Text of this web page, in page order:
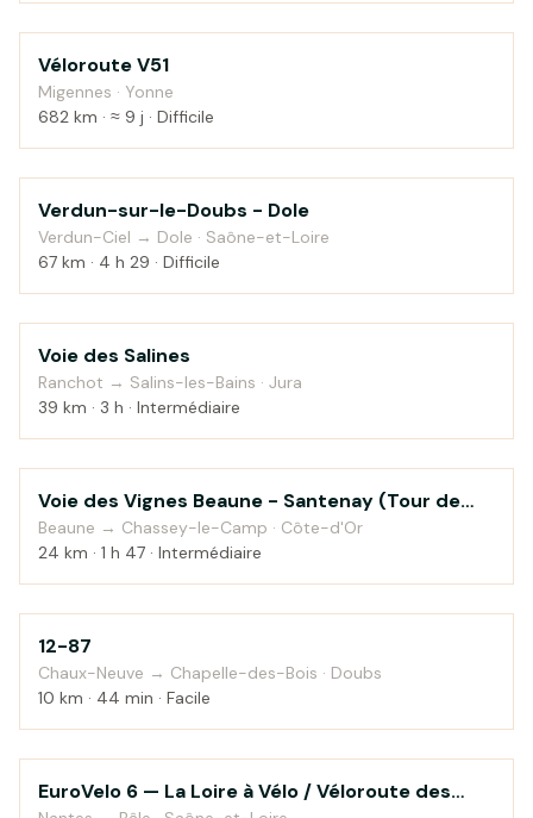
Au fil de l'eau
Véloroute V51
Migennes · Yonne
682 km · ≈ 9 j · Difficile
Au fil de l'eau
Verdun-sur-le-Doubs - Dole
Verdun-Ciel → Dole · Saône-et-Loire
67 km · 4 h 29 · Difficile
Campagne
Voie des Salines
Ranchot → Salins-les-Bains · Jura
39 km · 3 h · Intermédiaire
Campagne
Voie des Vignes Beaune - Santenay (Tour de
Bourgogne à vélo)
Beaune → Chassey-le-Camp · Côte-d'Or
24 km · 1 h 47 · Intermédiaire
Montagne
12-87
Chaux-Neuve → Chapelle-des-Bois · Doubs
10 km · 44 min · Facile
Au fil de l'eau
EuroVelo 6 — La Loire à Vélo / Véloroute des